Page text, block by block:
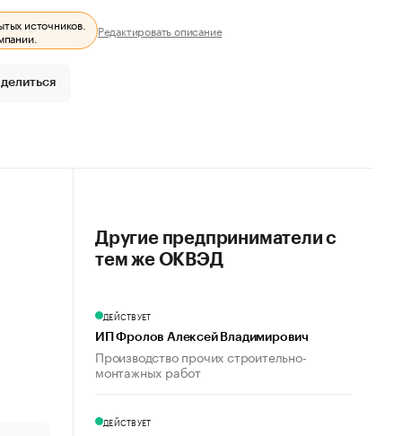
источников.
Редактировать описание
Другие предприниматели с
тем же ОКВЭД
ДЕЙСТВУЕТ
ИП Фролов Алексей Владимирович
Производство прочих строительно-
монтажных работ
ДЕЙСТВУЕТ